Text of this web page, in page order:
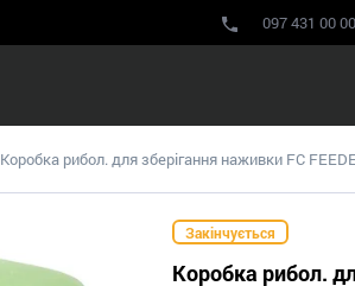
097 431 00 00
Коробка рибол. для зберігання наживки FC
Закінчується
Коробка рибол.